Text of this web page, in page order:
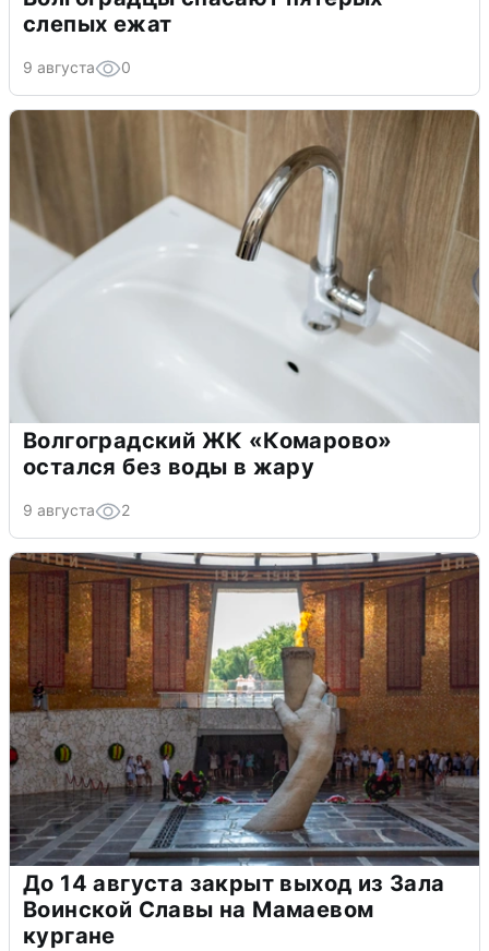
слепых ежат
9 августа 0
Волгоградский ЖК «Комарово»
остался без воды в жару
9 августа 2
До 14 августа закрыт выход из Зала
Воинской Славы на Мамаевом
кургане